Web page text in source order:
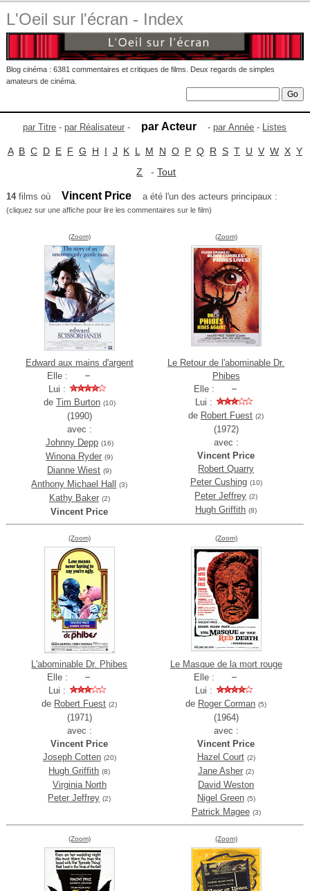
L'Oeil sur l'écran - Index
Blog cinéma : 6381 commentaires et critiques de films. Deux regards de simples
amateurs de cinéma.
par Titre -par Réalisateur - par Acteur -par Année - Listes
A B C D E F G H I J K L M N O P Q R S T U V W X Y
Z -Tout
14films où Vincent Price a été l'un des acteurs principaux :
(cliquez sur une affiche pour lire les commentaires sur le film)
(Zoom)
Edward aux mains d'argent
Elle :
Lui :
de Tim Burton (10)
(1990)
avec :
Johnny Depp (16)
Winona Ryder (9)
Dianne Wiest (9)
Anthony Michael Hall (3)
Kathy Baker (2)
Vincent Price
(Zoom)
Le Retour de l'abominable Dr.
Phibes
Elle :
Lui :
de Robert Fuest (2)
(1972)
avec :
Vincent Price
Robert Quarry
Peter Cushing (10)
Peter Jeffrey (2)
Hugh Griffith (8)
(Zoom)
L'abominable Dr. Phibes
Elle :
Lui :
de Robert Fuest (2)
(1971)
avec :
Vincent Price
Joseph Cotten (20)
Hugh Griffith (8)
Virginia North
Peter Jeffrey (2)
(Zoom)
Le Masque de la mort rouge
Elle :
Lui :
de Roger Corman (5)
(1964)
avec :
Vincent Price
Hazel Court (2)
Jane Asher (2)
David Weston
Nigel Green (5)
Patrick Magee (3)
(Zoom) (Zoom)